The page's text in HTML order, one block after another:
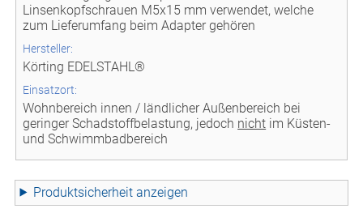
Linsenkopfschrauen M5x15 mm verwendet, welche
zum Lieferumfang beim Adapter gehören
Hersteller:
Körting EDELSTAHL®
Einsatzort:
Wohnbereich innen / ländlicher Außenbereich bei
geringer Schadstoffbelastung, jedoch nicht im Küsten-
und Schwimmbadbereich
Produktsicherheit